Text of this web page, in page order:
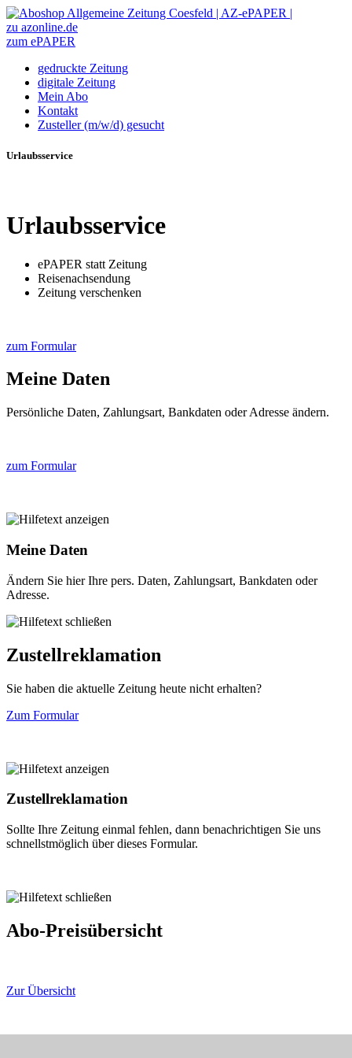
zu azonline.de
zum ePAPER
gedruckte Zeitung
digitale Zeitung
Mein Abo
Kontakt
Zusteller (m/w/d) gesucht
Urlaubsservice
Urlaubsservice
ePAPER statt Zeitung
Reisenachsendung
Zeitung verschenken
zum Formular
Meine Daten
Persönliche Daten, Zahlungsart, Bankdaten oder Adresse ändern.
zum Formular
Meine Daten
Ändern Sie hier Ihre pers. Daten, Zahlungsart, Bankdaten oder
Adresse.
Zustellreklamation
Sie haben die aktuelle Zeitung heute nicht erhalten?
Zum Formular
Zustellreklamation
Sollte Ihre Zeitung einmal fehlen, dann benachrichtigen Sie uns
schnellstmöglich über dieses Formular.
Abo-Preisübersicht
Zur Übersicht